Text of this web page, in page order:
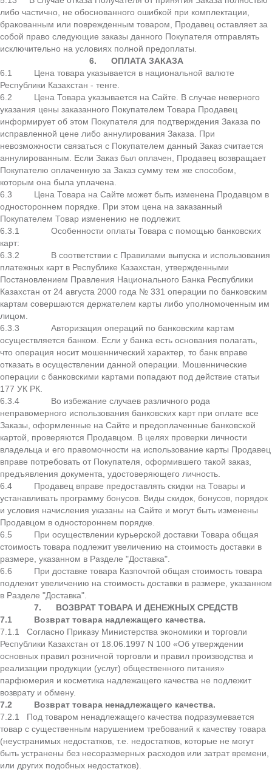
либо частично, не обоснованного ошибкой при комплектации,
бракованным или поврежденным товаром, Продавец оставляет за
собой право следующие заказы данного Покупателя отправлять
исключительно на условиях полной предоплаты.
6. ОПЛАТА ЗАКАЗА
6.1 Цена товара указывается в национальной валюте
Республики Казахстан - тенге.
6.2 Цена Товара указывается на Сайте. В случае неверного
указания цены заказанного Покупателем Товара Продавец
информирует об этом Покупателя для подтверждения Заказа по
исправленной цене либо аннулирования Заказа. При
невозможности связаться с Покупателем данный Заказ считается
аннулированным. Если Заказ был оплачен, Продавец возвращает
Покупателю оплаченную за Заказ сумму тем же способом,
которым она была уплачена.
6.3 Цена Товара на Сайте может быть изменена Продавцом в
одностороннем порядке. При этом цена на заказанный
Покупателем Товар изменению не подлежит.
6.3.1 Особенности оплаты Товара с помощью банковских
карт:
6.3.2 В соответствии с Правилами выпуска и использования
платежных карт в Республике Казахстан, утвержденными
Постановлением Правления Национального Банка Республики
Казахстан от 24 августа 2000 года № 331 операции по банковским
картам совершаются держателем карты либо уполномоченным им
лицом.
6.3.3 Авторизация операций по банковским картам
осуществляется банком. Если у банка есть основания полагать,
что операция носит мошеннический характер, то банк вправе
отказать в осуществлении данной операции. Мошеннические
операции с банковскими картами попадают под действие статьи
177 УК РК.
6.3.4 Во избежание случаев различного рода
неправомерного использования банковских карт при оплате все
Заказы, оформленные на Сайте и предоплаченные банковской
картой, проверяются Продавцом. В целях проверки личности
владельца и его правомочности на использование карты Продавец
вправе потребовать от Покупателя, оформившего такой заказ,
предъявления документа, удостоверяющего личность.
6.4 Продавец вправе предоставлять скидки на Товары и
устанавливать программу бонусов. Виды скидок, бонусов, порядок
и условия начисления указаны на Сайте и могут быть изменены
Продавцом в одностороннем порядке.
6.5 При осуществлении курьерской доставки Товара общая
стоимость товара подлежит увеличению на стоимость доставки в
размере, указанном в Разделе "Доставка".
6.6 При доставке товара Казпочтой общая стоимость товара
подлежит увеличению на стоимость доставки в размере, указанном
в Разделе "Доставка".
7. ВОЗВРАТ ТОВАРА И ДЕНЕЖНЫХ СРЕДСТВ
7.1 Возврат товара надлежащего качества.
7.1.1 Согласно Приказу Министерства экономики и торговли
Республики Казахстан от 18.06.1997 N 100 «Об утверждении
основных правил розничной торговли и правил производства и
реализации продукции (услуг) общественного питания»
парфюмерия и косметика надлежащего качества не подлежит
возврату и обмену.
7.2 Возврат товара ненадлежащего качества.
7.2.1 Под товаром ненадлежащего качества подразумевается
товар с существенным нарушением требований к качеству товара
(неустранимых недостатков, т.е. недостатков, которые не могут
быть устранены без несоразмерных расходов или затрат времени,
или других подобных недостатков).